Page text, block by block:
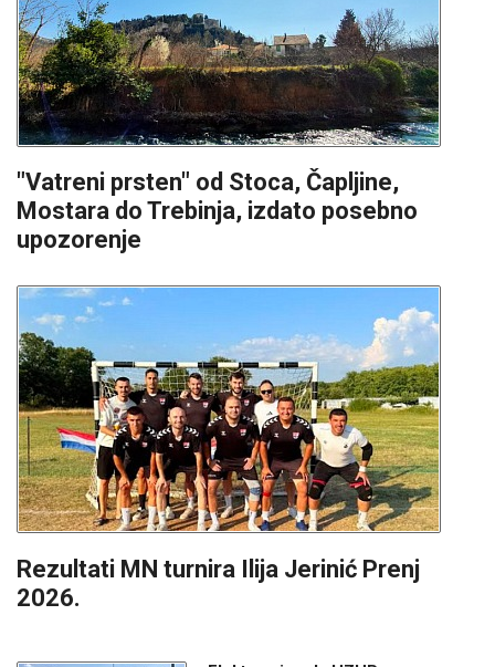
"Vatreni prsten" od Stoca, Čapljine,
Mostara do Trebinja, izdato posebno
upozorenje
Rezultati MN turnira Ilija Jerinić Prenj
2026.